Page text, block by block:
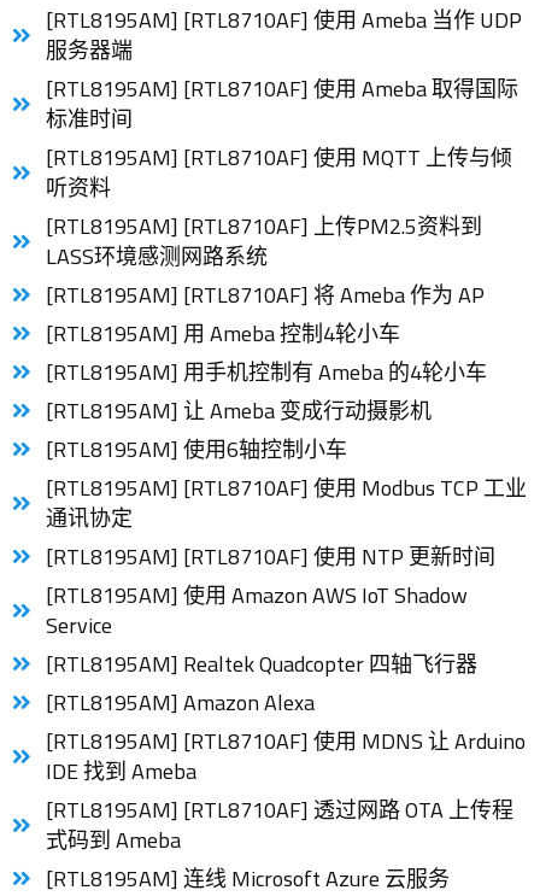
[RTL8195AM] [RTL8710AF] 使用 Ameba 当作 UDP
服务器端
[RTL8195AM] [RTL8710AF] 使用 Ameba 取得国际
标准时间
[RTL8195AM] [RTL8710AF] 使用 MQTT 上传与倾
听资料
[RTL8195AM] [RTL8710AF] 上传PM2.5资料到
LASS环境感测网路系统
[RTL8195AM] [RTL8710AF] 将 Ameba 作为 AP
[RTL8195AM] 用 Ameba 控制4轮小车
[RTL8195AM] 用手机控制有 Ameba 的4轮小车
[RTL8195AM] 让 Ameba 变成行动摄影机
[RTL8195AM] 使用6轴控制小车
[RTL8195AM] [RTL8710AF] 使用 Modbus TCP 工业
通讯协定
[RTL8195AM] [RTL8710AF] 使用 NTP 更新时间
[RTL8195AM] 使用 Amazon AWS IoT Shadow
Service
[RTL8195AM] Realtek Quadcopter 四轴飞行器
[RTL8195AM] Amazon Alexa
[RTL8195AM] [RTL8710AF] 使用 MDNS 让 Arduino
IDE 找到 Ameba
[RTL8195AM] [RTL8710AF] 透过网路 OTA 上传程
式码到 Ameba
[RTL8195AM] 连线 Microsoft Azure 云服务